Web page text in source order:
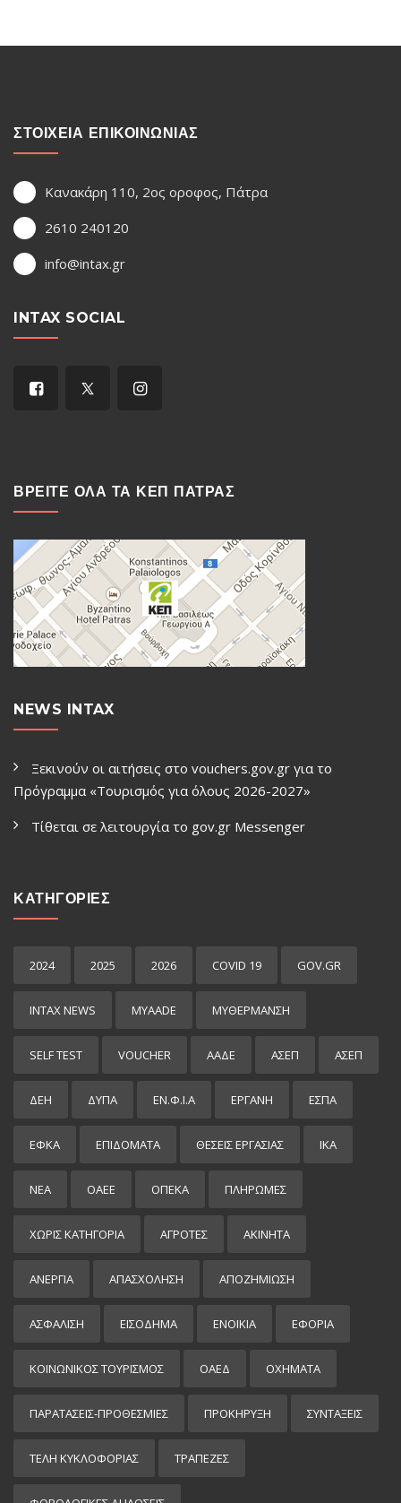
ΣΤΟΙΧΕΙΑ ΕΠΙΚΟΙΝΩΝΙΑΣ
Κανακάρη 110, 2ος οροφος, Πάτρα
2610 240120
info@intax.gr
INTAX SOCIAL
ΒΡΕΙΤΕ ΟΛΑ ΤΑ ΚΕΠ ΠΑΤΡΑΣ
NEWS INTAX
Ξεκινούν οι αιτήσεις στο vouchers.gov.gr για το
Πρόγραμμα «Τουρισμός για όλους 2026-2027»
Τίθεται σε λειτουργία το gov.gr Μessenger
ΚΑΤΗΓΟΡΙΕΣ
2024 2025 2026 COVID 19 GOV.GR
INTAX NEWS MYAADE MYΘΈΡΜΑΝΣΗ
SELF TEST VOUCHER ΑΑΔΕ ΑΣΕΠ ΑΣΕΠ
ΔΕΗ ΔΥΠΑ ΕΝ.Φ.Ι.Α ΕΡΓΑΝΗ ΕΣΠΑ
ΕΦΚΑ ΕΠΙΔΌΜΑΤΑ ΘΕΣΕΙΣ ΕΡΓΑΣΙΑΣ ΙΚΑ
ΝΕΑ ΟΑΕΕ ΟΠΕΚΑ ΠΛΗΡΩΜΕΣ
ΧΩΡΊΣ ΚΑΤΗΓΟΡΊΑ ΑΓΡΟΤΕΣ ΑΚΙΝΗΤΑ
ΑΝΕΡΓΙΑ ΑΠΑΣΧΟΛΗΣΗ ΑΠΟΖΗΜΙΩΣΗ
ΑΣΦΑΛΙΣΗ ΕΙΣΌΔΗΜΑ ΕΝΟΙΚΙΑ ΕΦΟΡΙΑ
ΚΟΙΝΩΝΙΚΟΣ ΤΟΥΡΙΣΜΟΣ ΟΑΕΔ ΟΧΗΜΑΤΑ
ΠΑΡΑΤΑΣΕΙΣ-ΠΡΟΘΕΣΜΙΕΣ ΠΡΟΚΉΡΥΞΗ ΣΥΝΤΑΞΕΙΣ
ΤΕΛΗ ΚΥΚΛΟΦΟΡΙΑΣ ΤΡΑΠΕΖΕΣ